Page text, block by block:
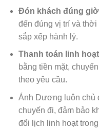
Đón khách đúng
đến đúng vị trí và
sắp xếp hành lý.
Thanh toán linh
bằng tiền mặt,
theo yêu cầu.
Ánh Dương luôn chủ
chuyến đi, đảm bảo
đổi lịch linh hoạt